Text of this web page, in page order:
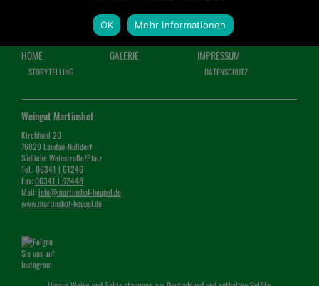
HOME
STORYTELLING
GALERIE IMPRESSUM
DATENSCHUTZ
Weingut Martinshof
Kirchhohl 20
76829 Landau-Nußdorf
Südliche Weinstraße/Pfalz
Tel.:06341 | 61246
Fax:06341 | 62448
Mail:info@martinshof-heupel.de
www.martinshof-heupel.de
OK Mehr Informationen